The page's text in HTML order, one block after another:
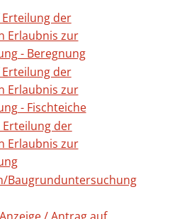
der
Erlaubnis zur
- Beregnung
der
Erlaubnis zur
- Fischteiche
der
Erlaubnis zur
Baugrunduntersuchung